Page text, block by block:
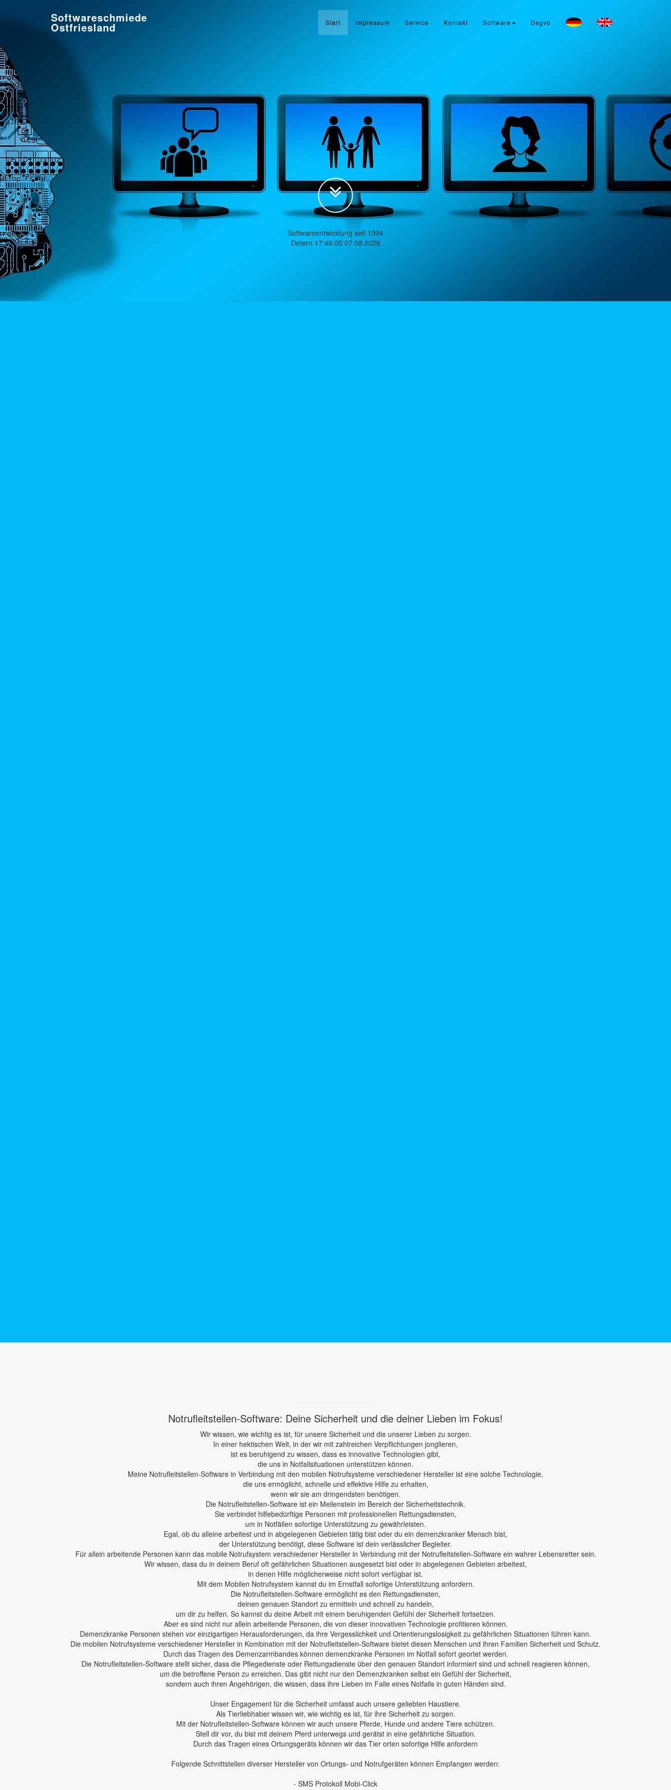
Softwareschmiede
Ostfriesland Start Impressum Service Kontakt Software Dsgvo
Softwareentwicklung seit 1994
Detern 17:46:05 07.08.2026
Notrufleitstellen-Software: Deine Sicherheit und die deiner Lieben im Fokus!
Wir wissen, wie wichtig es ist, für unsere Sicherheit und die unserer Lieben zu sorgen.
In einer hektischen Welt, in der wir mit zahlreichen Verpflichtungen jonglieren,
ist es beruhigend zu wissen, dass es innovative Technologien gibt,
die uns in Notfallsituationen unterstützen können.
Meine Notrufleitstellen-Software in Verbindung mit den mobilen Notrufsysteme verschiedener Hersteller ist eine solche Technologie,
die uns ermöglicht, schnelle und effektive Hilfe zu erhalten,
wenn wir sie am dringendsten benötigen.
Die Notrufleitstellen-Software ist ein Meilenstein im Bereich der Sicherheitstechnik.
Sie verbindet hilfebedürftige Personen mit professionellen Rettungsdiensten,
um in Notfällen sofortige Unterstützung zu gewährleisten.
Egal, ob du alleine arbeitest und in abgelegenen Gebieten tätig bist oder du ein demenzkranker Mensch bist,
der Unterstützung benötigt, diese Software ist dein verlässlicher Begleiter.
Für allein arbeitende Personen kann das mobile Notrufsystem verschiedener Hersteller in Verbindung mit der Notrufleitstellen-Software ein wahrer Lebensretter sein.
Wir wissen, dass du in deinem Beruf oft gefährlichen Situationen ausgesetzt bist oder in abgelegenen Gebieten arbeitest,
in denen Hilfe möglicherweise nicht sofort verfügbar ist.
Mit dem Mobilen Notrufsystem kannst du im Ernstfall sofortige Unterstützung anfordern.
Die Notrufleitstellen-Software ermöglicht es den Rettungsdiensten,
deinen genauen Standort zu ermitteln und schnell zu handeln,
um dir zu helfen. So kannst du deine Arbeit mit einem beruhigenden Gefühl der Sicherheit fortsetzen.
Aber es sind nicht nur allein arbeitende Personen, die von dieser innovativen Technologie profitieren können.
Demenzkranke Personen stehen vor einzigartigen Herausforderungen, da ihre Vergesslichkeit und Orientierungslosigkeit zu gefährlichen Situationen führen kann.
Die mobilen Notrufsysteme verschiedener Hersteller in Kombination mit der Notrufleitstellen-Software bietet diesen Menschen und ihren Familien Sicherheit und Schutz.
Durch das Tragen des Demenzarmbandes können demenzkranke Personen im Notfall sofort geortet werden.
Die Notrufleitstellen-Software stellt sicher, dass die Pflegedienste oder Rettungsdienste über den genauen Standort informiert sind und schnell reagieren können,
um die betroffene Person zu erreichen. Das gibt nicht nur den Demenzkranken selbst ein Gefühl der Sicherheit,
sondern auch ihren Angehörigen, die wissen, dass ihre Lieben im Falle eines Notfalls in guten Händen sind.
Unser Engagement für die Sicherheit umfasst auch unsere geliebten Haustiere.
Als Tierliebhaber wissen wir, wie wichtig es ist, für ihre Sicherheit zu sorgen.
Mit der Notrufleitstellen-Software können wir auch unsere Pferde, Hunde und andere Tiere schützen.
Stell dir vor, du bist mit deinem Pferd unterwegs und gerätst in eine gefährliche Situation.
Durch das Tragen eines Ortungsgeräts können wir das Tier orten sofortige Hilfe anfordern
Folgende Schnittstellen diverser Hersteller von Ortungs- und Notrufgeräten können Empfangen werden:
- SMS Protokoll Mobi-Click